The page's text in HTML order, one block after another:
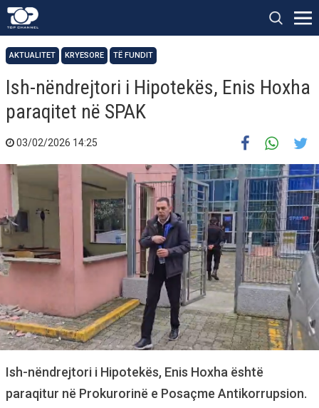
AKTUALITET KRYESORE TË FUNDIT
Ish-nëndrejtori i Hipotekës, Enis Hoxha
paraqitet në SPAK
03/02/2026 14:25
Ish-nëndrejtori i Hipotekës, Enis Hoxha është
paraqitur në Prokurorinë e Posaçme Antikorrupsion.